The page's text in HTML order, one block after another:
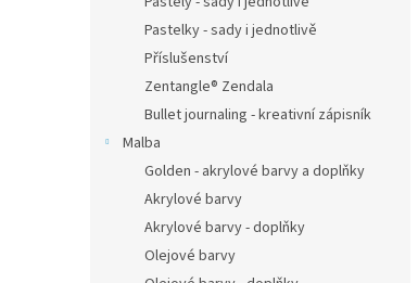
Pastelky - sady i jednotlivě
Příslušenství
Zentangle® Zendala
Bullet journaling - kreativní zápisník
Malba
Golden - akrylové barvy a doplňky
Akrylové barvy
Akrylové barvy - doplňky
Olejové barvy